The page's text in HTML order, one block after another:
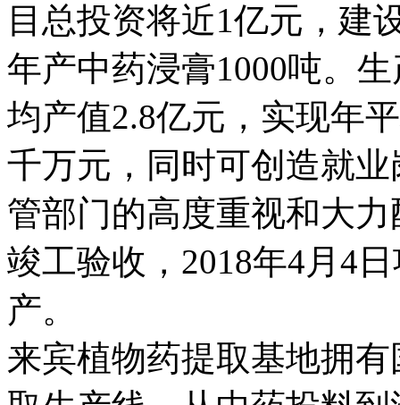
目总投资将近1亿元，建
年产中药浸膏1000吨。
均产值2.8亿元，实现年
千万元，同时可创造
管部门的高度重视和大力
竣工验收，2018年4月
产。
来宾植物药提取基地拥